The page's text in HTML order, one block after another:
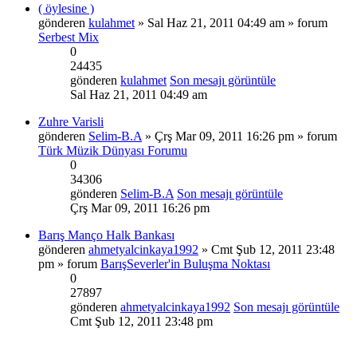
( öylesine )
gönderen kulahmet » Sal Haz 21, 2011 04:49 am » forum
Serbest Mix
0
24435
gönderen kulahmet Son mesajı görüntüle
Sal Haz 21, 2011 04:49 am
Zuhre Varisli
gönderen Selim-B.A » Çrş Mar 09, 2011 16:26 pm » forum
Türk Müzik Dünyası Forumu
0
34306
gönderen Selim-B.A Son mesajı görüntüle
Çrş Mar 09, 2011 16:26 pm
Barış Manço Halk Bankası
gönderen ahmetyalcinkaya1992 » Cmt Şub 12, 2011 23:48
pm » forum BarışSeverler'in Buluşma Noktası
0
27897
gönderen ahmetyalcinkaya1992 Son mesajı görüntüle
Cmt Şub 12, 2011 23:48 pm